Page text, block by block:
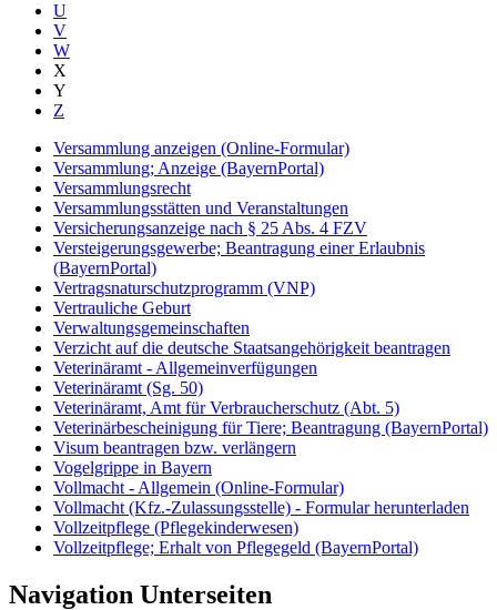
U
V
W
X
Y
Z
Versammlung anzeigen (Online-Formular)
Versammlung; Anzeige (BayernPortal)
Versammlungsrecht
Versammlungsstätten und Veranstaltungen
Versicherungsanzeige nach § 25 Abs. 4 FZV
Versteigerungsgewerbe; Beantragung einer Erlaubnis
(BayernPortal)
Vertragsnaturschutzprogramm (VNP)
Vertrauliche Geburt
Verwaltungsgemeinschaften
Verzicht auf die deutsche Staatsangehörigkeit beantragen
Veterinäramt - Allgemeinverfügungen
Veterinäramt (Sg. 50)
Veterinäramt, Amt für Verbraucherschutz (Abt. 5)
Veterinärbescheinigung für Tiere; Beantragung (BayernPortal)
Visum beantragen bzw. verlängern
Vogelgrippe in Bayern
Vollmacht - Allgemein (Online-Formular)
Vollmacht (Kfz.-Zulassungsstelle) - Formular herunterladen
Vollzeitpflege (Pflegekinderwesen)
Vollzeitpflege; Erhalt von Pflegegeld (BayernPortal)
Navigation Unterseiten